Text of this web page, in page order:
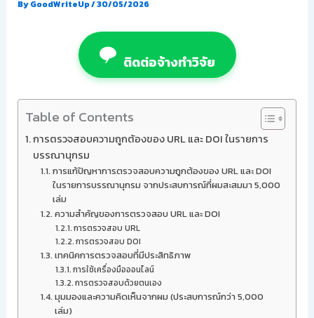
ByGoodWriteUp/30/05/2026
ติดต่อจ้างทำวิจัย
Table of Contents
การตรวจสอบความถูกต้องของ URL และ DOI ในรายการ
บรรณานุกรม
การแก้ปัญหาการตรวจสอบความถูกต้องของ URL และ DOI
ในรายการบรรณานุกรม จากประสบการณ์ที่ผมสะสมมา 5,000
เล่ม
ความสำคัญของการตรวจสอบ URL และ DOI
การตรวจสอบ URL
การตรวจสอบ DOI
เทคนิคการตรวจสอบที่มีประสิทธิภาพ
การใช้เครื่องมือออนไลน์
การตรวจสอบด้วยตนเอง
มุมมองและความคิดเห็นจากผม (ประสบการณ์กว่า 5,000
เล่ม)